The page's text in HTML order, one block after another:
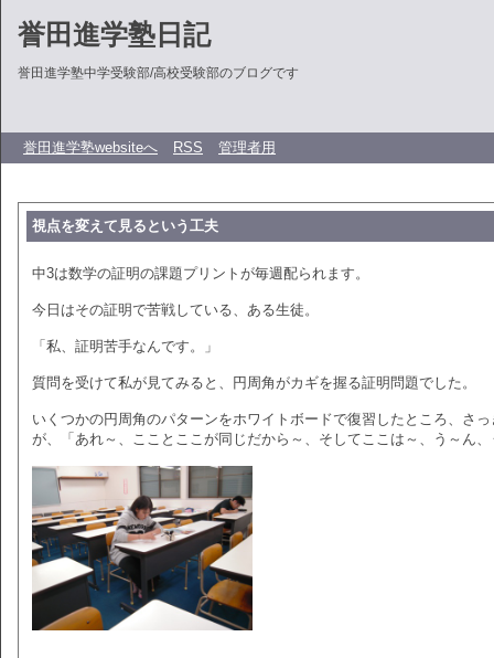
誉田進学塾日記
誉田進学塾中学受験部/高校受験部のブログです
誉田進学塾websiteへ RSS 管理者用
視点を変えて見るという工夫
中3は数学の証明の課題プリントが毎週配られます。
今日はその証明で苦戦している、ある生徒。
「私、証明苦手なんです。」
質問を受けて私が見てみると、円周角がカギを握る証明問題でした。
いくつかの円周角のパターンをホワイトボードで復習したところ、さ
が、「あれ～、こことここが同じだから～、そしてここは～、う～ん